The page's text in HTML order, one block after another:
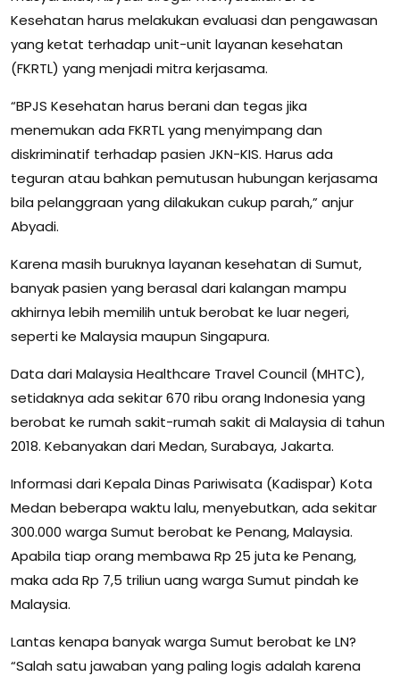
Kesehatan harus melakukan evaluasi dan pengawasan
yang ketat terhadap unit-unit layanan kesehatan
(FKRTL) yang menjadi mitra kerjasama.
“BPJS Kesehatan harus berani dan tegas jika
menemukan ada FKRTL yang menyimpang dan
diskriminatif terhadap pasien JKN-KIS. Harus ada
teguran atau bahkan pemutusan hubungan kerjasama
bila pelanggraan yang dilakukan cukup parah,” anjur
Abyadi.
Karena masih buruknya layanan kesehatan di Sumut,
banyak pasien yang berasal dari kalangan mampu
akhirnya lebih memilih untuk berobat ke luar negeri,
seperti ke Malaysia maupun Singapura.
Data dari Malaysia Healthcare Travel Council (MHTC),
setidaknya ada sekitar 670 ribu orang Indonesia yang
berobat ke rumah sakit-rumah sakit di Malaysia di tahun
2018. Kebanyakan dari Medan, Surabaya, Jakarta.
Informasi dari Kepala Dinas Pariwisata (Kadispar) Kota
Medan beberapa waktu lalu, menyebutkan, ada sekitar
300.000 warga Sumut berobat ke Penang, Malaysia.
Apabila tiap orang membawa Rp 25 juta ke Penang,
maka ada Rp 7,5 triliun uang warga Sumut pindah ke
Malaysia.
Lantas kenapa banyak warga Sumut berobat ke LN?
“Salah satu jawaban yang paling logis adalah karena